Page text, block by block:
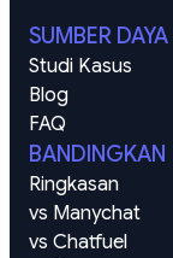
SUMBER DAYA
Studi Kasus
Blog
FAQ
BANDINGKAN
Ringkasan
vs Manychat
vs Chatfuel